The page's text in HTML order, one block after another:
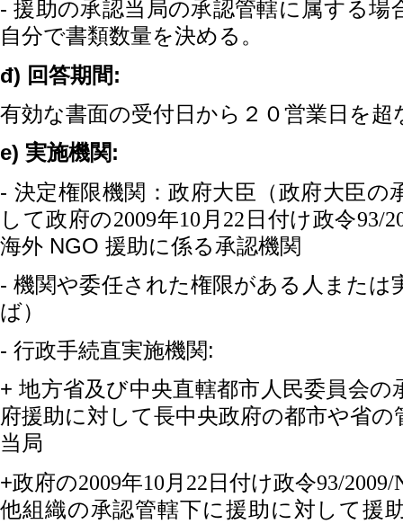
-援助の承認当局の承認管轄に属する場
自分で書類数量を決める。
đ) 回答期間:
有効な書面の受付日から２０営業日を超
e) 実施機関:
- 決定権限機関：政府大臣（政府大臣の
して政府の2009年10 月 22 日付け政令93/
海外 NGO 援助に係る承認機関
-機関や委任された権限がある人または
ば）
- 行政手続直実施機関:
+地方省及び中央直轄都市人民委員会の
府援助に対して長中央政府の都市や省
当局
+政府の2009年10 月 22 日付け政令93/2009/
他組織の承認管轄下に援助に対して援